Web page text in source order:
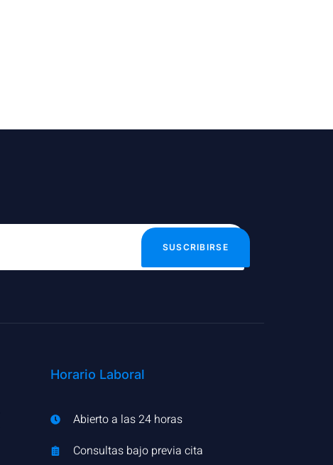
SUSCRIBIRSE
Horario Laboral
Abierto a las 24 horas
Consultas bajo previa cita